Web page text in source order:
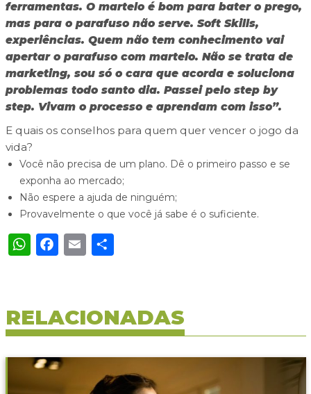
ferramentas. O martelo é bom para bater o prego,
mas para o parafuso não serve. Soft Skills,
experiências. Quem não tem conhecimento vai
apertar o parafuso com martelo. Não se trata de
marketing, sou só o cara que acorda e soluciona
problemas todo santo dia. Passei pelo step by
step. Vivam o processo e aprendam com isso”.
E quais os conselhos para quem quer vencer o jogo da
vida?
Você não precisa de um plano. Dê o primeiro passo e se
exponha ao mercado;
Não espere a ajuda de ninguém;
Provavelmente o que você já sabe é o suficiente.
WhatsApp
Facebook
EmailShare
RELACIONADAS